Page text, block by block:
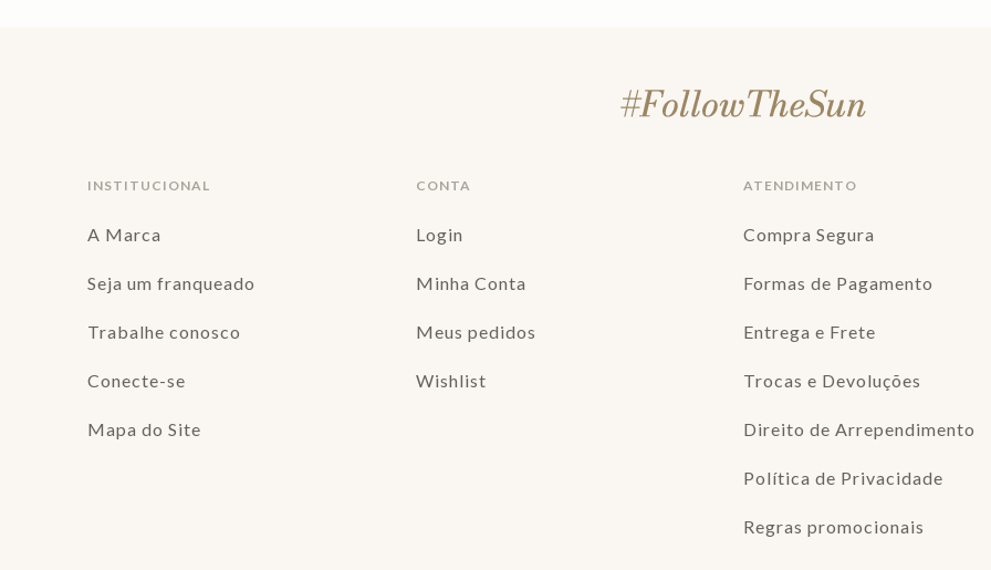
INSTITUCIONAL
A Marca
Seja um franqueado
Trabalhe conosco
Conecte-se
Mapa do Site
CONTA
Login
Minha Conta
Meus pedidos
Wishlist
ATENDIMENTO
Compra Segura
Formas de Pagamento
Entrega e Frete
Trocas e Devoluções
Direito de Arrependimento
Política de Privacidade
Regras promocionais